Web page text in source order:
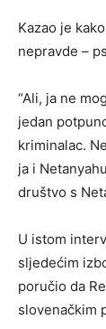
Kazao je
nepravde –
“Ali, ja ne
jedan
kriminalac.
ja i
društvo s
U istom
sljedećim
poručio da
slovenačkim